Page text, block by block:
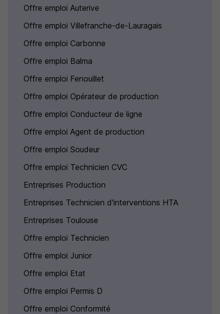
Offre emploi Auterive
Offre emploi Villefranche-de-Lauragais
Offre emploi Carbonne
Offre emploi Balma
Offre emploi Fenouillet
Offre emploi Opérateur de production
Offre emploi Conducteur de ligne
Offre emploi Agent de production
Offre emploi Soudeur
Offre emploi Technicien CVC
Entreprises Production
Entreprises Technicien d'interventions HTA
Entreprises Toulouse
Offre emploi Technicien
Offre emploi Junior
Offre emploi Etat
Offre emploi Permis D
Offre emploi Conformité